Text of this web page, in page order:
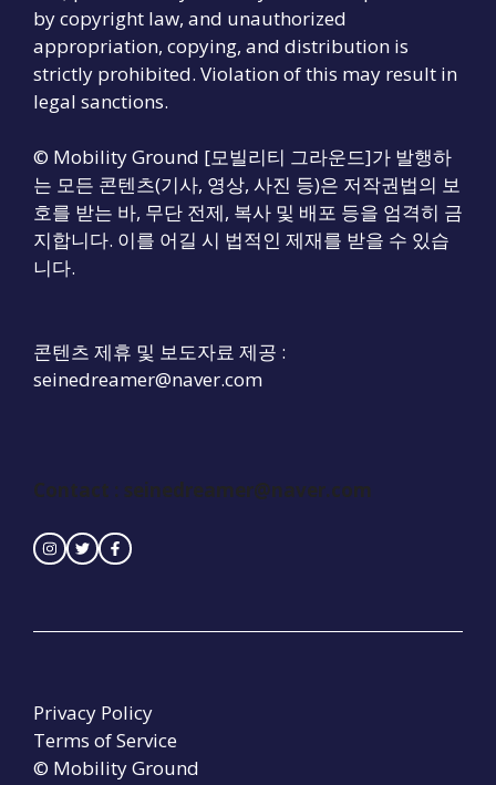
by copyright law, and unauthorized
appropriation, copying, and distribution is
strictly prohibited. Violation of this may result in
legal sanctions.
© Mobility Ground [모빌리티 그라운드]가 발행하
는 모든 콘텐츠(기사, 영상, 사진 등)은 저작권법의 보
호를 받는 바, 무단 전제, 복사 및 배포 등을 엄격히 금
지합니다. 이를 어길 시 법적인 제재를 받을 수 있습
니다.
콘텐츠 제휴 및 보도자료 제공 :
seinedreamer@naver.com
Contact : seinedreamer@naver.com
© Mobility Ground
Privacy Policy
Terms of Service